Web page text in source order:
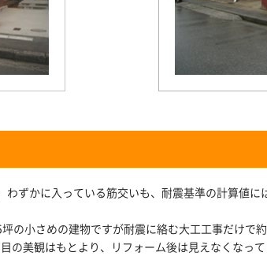
ずかに入っている筋交いも、耐震基準の計算値
の小さめの建物ですが耐震に絡む大工工事だけで
の美観はもとより、リフォーム後は見えなくなっ